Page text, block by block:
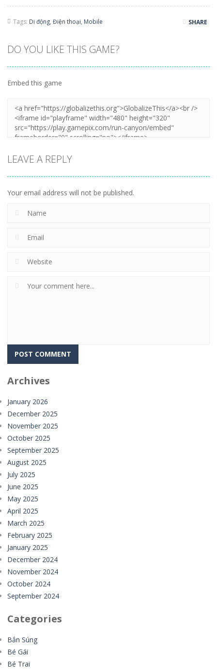
Tags: Di động, Điện thoại, Mobile SHARE
DO YOU LIKE THIS GAME?
Embed this game
LEAVE A REPLY
Your email address will not be published.
Archives
January 2026
December 2025
November 2025
October 2025
September 2025
August 2025
July 2025
June 2025
May 2025
April 2025
March 2025
February 2025
January 2025
December 2024
November 2024
October 2024
September 2024
Categories
Bắn Súng
Bé Gái
Bé Trai